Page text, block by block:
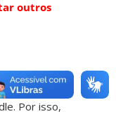
outros
com
Por isso,